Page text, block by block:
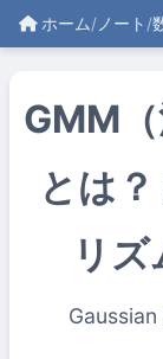
ホーム/ ノート /
GMM（
とは
リ